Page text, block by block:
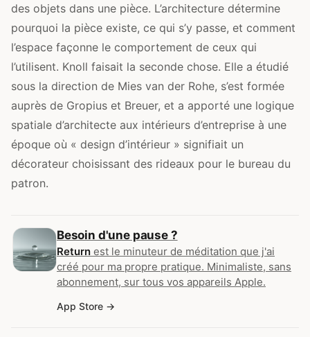
des objets dans une pièce. L’architecture détermine
pourquoi la pièce existe, ce qui s’y passe, et comment
l’espace façonne le comportement de ceux qui
l’utilisent. Knoll faisait la seconde chose. Elle a étudié
sous la direction de Mies van der Rohe, s’est formée
auprès de Gropius et Breuer, et a apporté une logique
spatiale d’architecte aux intérieurs d’entreprise à une
époque où « design d’intérieur » signifiait un
décorateur choisissant des rideaux pour le bureau du
patron.
Besoin d'une pause ?
Return est le minuteur de méditation que j'ai
créé pour ma propre pratique. Minimaliste, sans
abonnement, sur tous vos appareils Apple.
App Store